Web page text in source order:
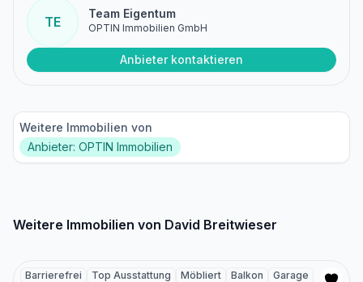
TE
Team Eigentum
OPTIN Immobilien GmbH
Anbieter kontaktieren
Weitere Immobilien von
Anbieter: OPTIN Immobilien
Weitere Immobilien von David Breitwieser
Barrierefrei Top Ausstattung Möbliert Balkon
Garage